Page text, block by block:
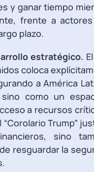
y ganar tiempo
frente a
plazo.
estratégico.
coloca
a América
como un
a recursos
Trump”
sino
resguardar la